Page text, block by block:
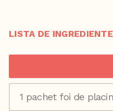
LISTA DE
1 pachet foi de